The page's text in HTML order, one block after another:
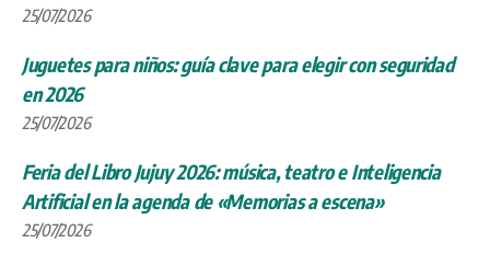
25/07/2026
Juguetes para niños: guía clave para elegir con seguridad
en 2026
25/07/2026
Feria del Libro Jujuy 2026: música, teatro e Inteligencia
Artificial en la agenda de «Memorias a escena»
25/07/2026